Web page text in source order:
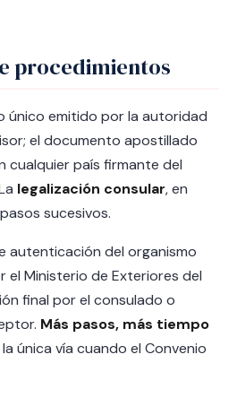
procedimientos
único emitido por la autoridad
el documento apostillado
cualquier país firmante del
legalización consular, en
sucesivos.
autenticación del organismo
el Ministerio de Exteriores del
final por el consulado o
Más pasos, más tiempo
única vía cuando el Convenio